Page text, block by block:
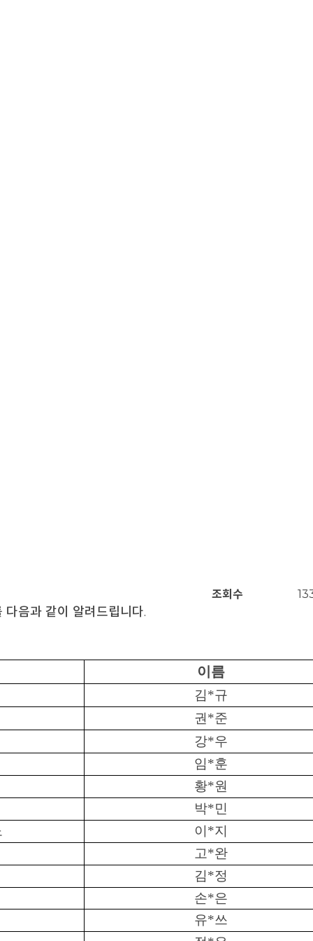
조회수
다음과 같이 알려드립니다.
이름
김*규
권 *준
강*우
임*훈
황*원
박*민
이 *지
고*완
김*정
손*은
유*쓰